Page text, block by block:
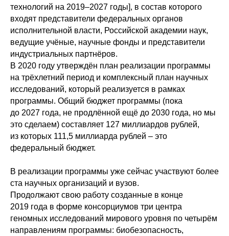
технологий на 2019–2027 годы], в состав которого
входят представители федеральных органов
исполнительной власти, Российской академии наук,
ведущие учёные, научные фонды и представители
индустриальных партнёров.
В 2020 году утверждён план реализации программы
на трёхлетний период и комплексный план научных
исследований, который реализуется в рамках
программы. Общий бюджет программы (пока
до 2027 года, не продлённой ещё до 2030 года, но мы
это сделаем) составляет 127 миллиардов рублей,
из которых 111,5 миллиарда рублей – это
федеральный бюджет.
В реализации программы уже сейчас участвуют более
ста научных организаций и вузов.
Продолжают свою работу созданные в конце
2019 года в форме консорциумов три центра
геномных исследований мирового уровня по четырём
направлениям программы: биобезопасность,